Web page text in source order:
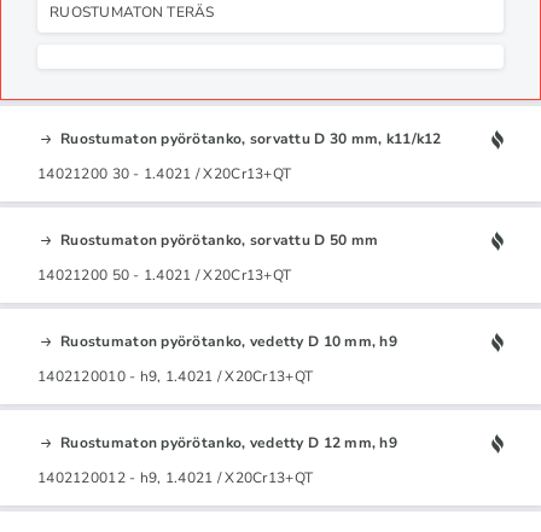
RUOSTUMATON TERÄS
Ruostumaton pyörötanko, sorvattu D 30 mm, k11/k12
14021200 30 - 1.4021 / X20Cr13+QT
Ruostumaton pyörötanko, sorvattu D 50 mm
14021200 50 - 1.4021 / X20Cr13+QT
Ruostumaton pyörötanko, vedetty D 10 mm, h9
1402120010 - h9, 1.4021 / X20Cr13+QT
Ruostumaton pyörötanko, vedetty D 12 mm, h9
1402120012 - h9, 1.4021 / X20Cr13+QT